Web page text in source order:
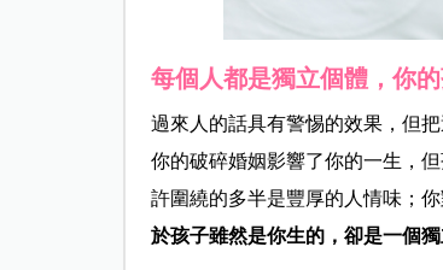
每個人都是獨立個體，你
過來人的話具有警惕的效果，但
你的破碎婚姻影響了你的一生，
許圍繞的多半是豐厚的人情味；
於孩子雖然是你生的，卻是一個